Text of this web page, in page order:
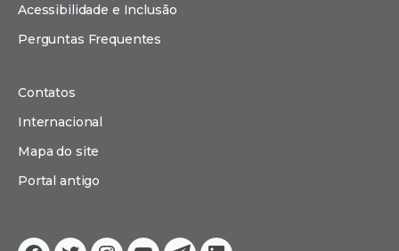
Acessibilidade e Inclusão
Perguntas Frequentes
Contatos
Internacional
Mapa do site
Portal antigo